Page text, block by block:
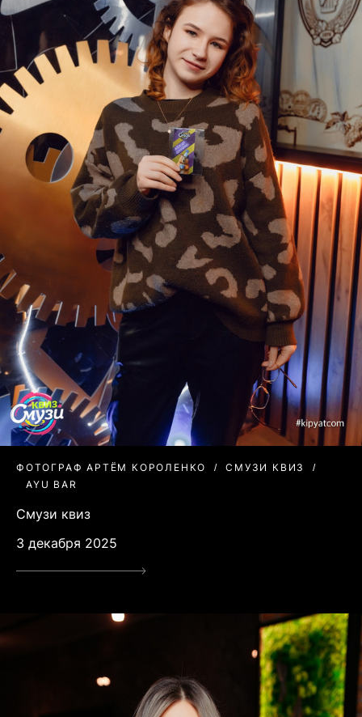
ФОТОГРАФ АРТЁМ КОРОЛЕНКО
СМУЗИ КВИЗ
AYU BAR
Смузи квиз
3 декабря 2025